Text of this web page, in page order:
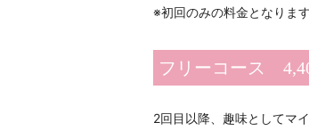
※初回のみの料金となります
フリーコース
2回目以降、趣味としてマ